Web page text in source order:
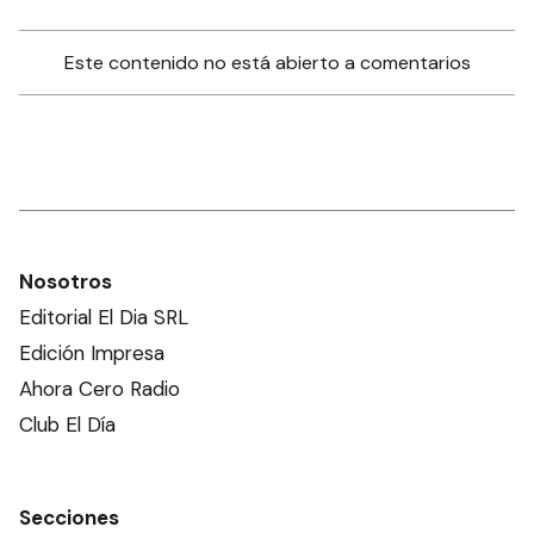
Este contenido no está abierto a comentarios
Nosotros
Editorial El Dia SRL
Edición Impresa
Ahora Cero Radio
Club El Día
Secciones